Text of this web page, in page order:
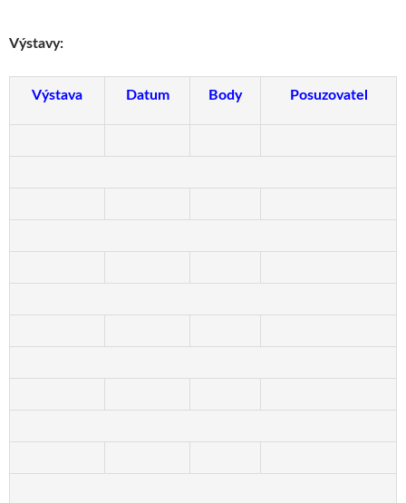
Výstavy:
Výstava Datum Body Posuzovatel